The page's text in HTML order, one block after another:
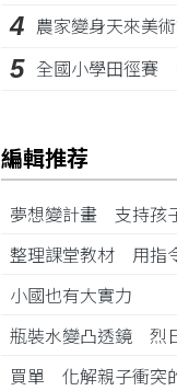
4 農家變身天來美
5 全國小學田徑賽
編輯推荐
夢想變計畫 支持孩
整理課堂教材 用指
小國也有大實力
瓶裝水變凸透鏡 烈
買單 化解親子衝突